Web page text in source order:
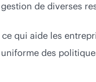
de diverses
qui aide les
des